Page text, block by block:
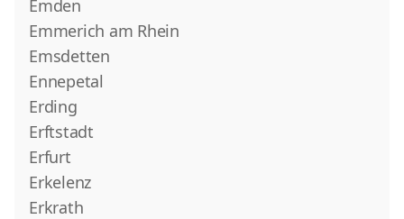
Emden
Emmerich am Rhein
Emsdetten
Ennepetal
Erding
Erftstadt
Erfurt
Erkelenz
Erkrath